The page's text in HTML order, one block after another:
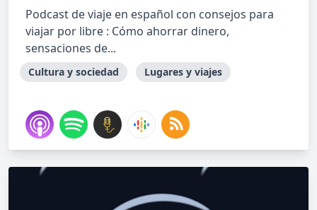
Podcast de viaje en español con consejos para
viajar por libre : Cómo ahorrar dinero,
sensaciones de...
Cultura y sociedad Lugares y viajes